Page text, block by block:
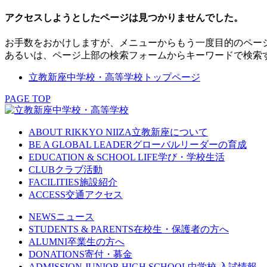
アクセスしようとしたページは見つかりませんでした。
お手数をおかけしますが、メニューからもう一度目的のペー
あるいは、ページ上部の検索フォームからキーワードで検索
立教新座中学校・高等学校トップページ
PAGE TOP
ABOUT RIKKYO NIIZA立教新座について
BE A GLOBAL LEADERグローバルリーダーの育成
EDUCATION & SCHOOL LIFE学び・学校生活
CLUBクラブ活動
FACILITIES施設紹介
ACCESS交通アクセス
NEWSニュース
STUDENTS & PARENTS在校生・保護者の方へ
ALUMNI卒業生の方へ
DONATIONS寄付・募金